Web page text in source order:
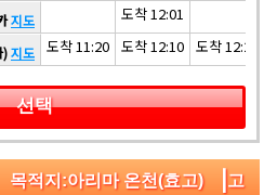
지도 도착 12:01
)지도 도착 11:20 도착 12:10 도착 12:25
선택
목적지:아리마 온천(효고) |고